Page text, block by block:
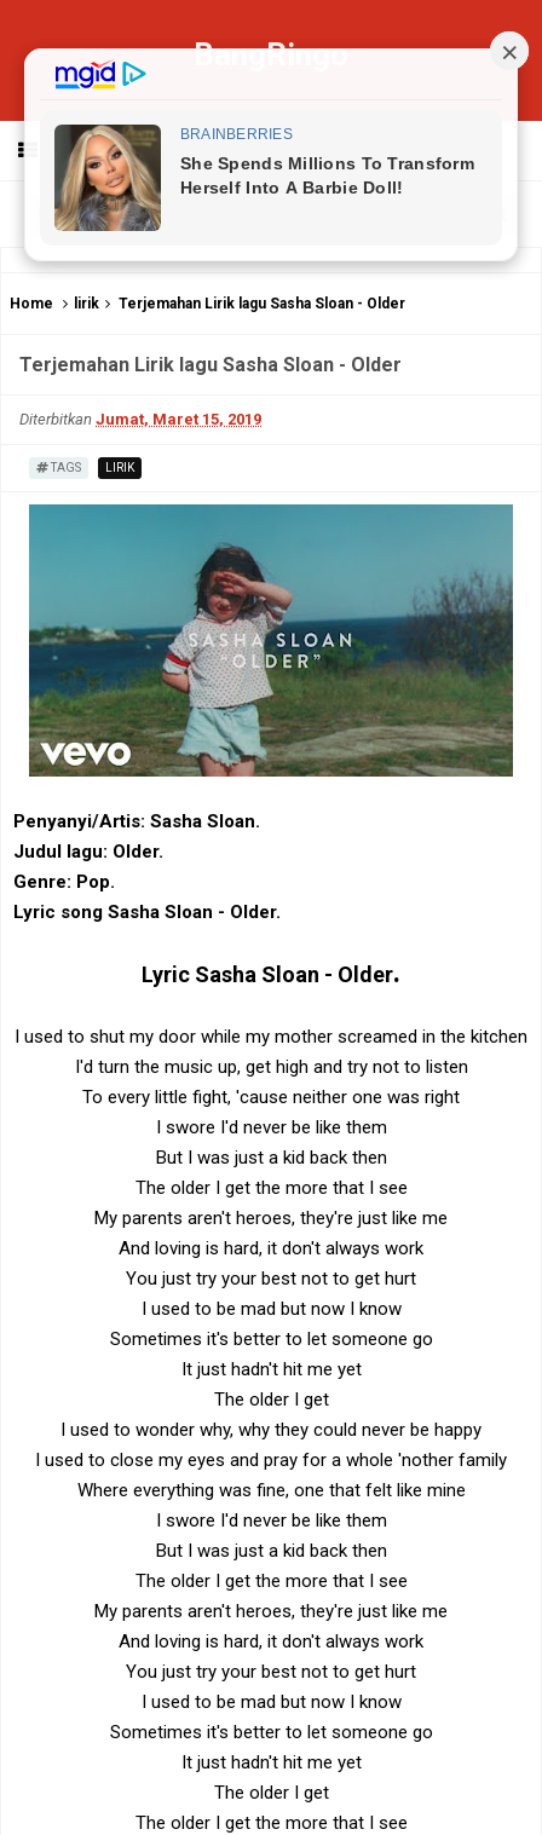
BangRingo
MENU
Home lirik Terjemahan Lirik lagu Sasha Sloan - Older
Terjemahan Lirik lagu Sasha Sloan - Older
Diterbitkan Jumat, Maret 15, 2019
TAGS LIRIK
Penyanyi/Artis: Sasha Sloan.
Judul lagu: Older.
Genre: Pop.
Lyric song Sasha Sloan - Older.
Lyric Sasha Sloan - Older.
I used to shut my door while my mother screamed in the kitchen
I'd turn the music up, get high and try not to listen
To every little fight, 'cause neither one was right
I swore I'd never be like them
But I was just a kid back then
The older I get the more that I see
My parents aren't heroes, they're just like me
And loving is hard, it don't always work
You just try your best not to get hurt
I used to be mad but now I know
Sometimes it's better to let someone go
It just hadn't hit me yet
The older I get
I used to wonder why, why they could never be happy
I used to close my eyes and pray for a whole 'nother family
Where everything was fine, one that felt like mine
I swore I'd never be like them
But I was just a kid back then
The older I get the more that I see
My parents aren't heroes, they're just like me
And loving is hard, it don't always work
You just try your best not to get hurt
I used to be mad but now I know
Sometimes it's better to let someone go
It just hadn't hit me yet
The older I get
The older I get the more that I see